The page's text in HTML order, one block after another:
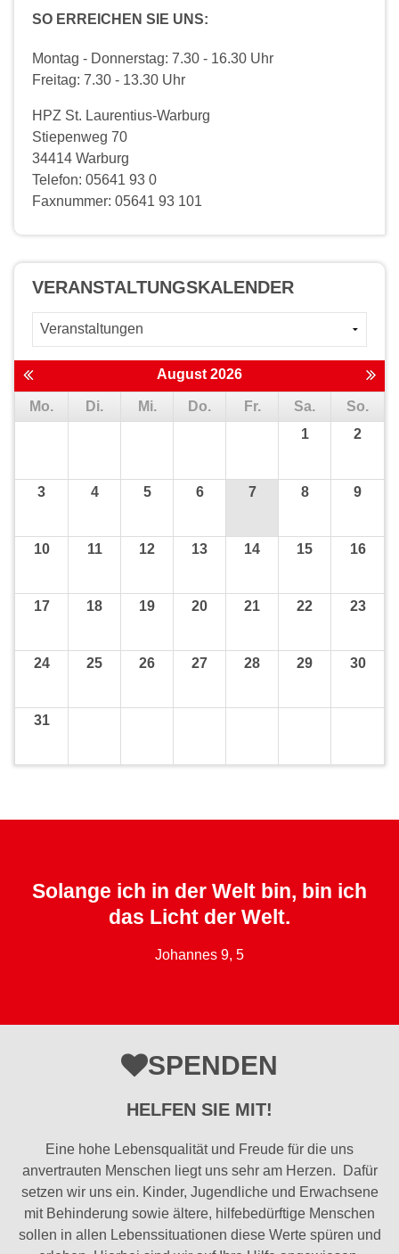
SO ERREICHEN SIE UNS:
Montag - Donnerstag: 7.30 - 16.30 Uhr
Freitag: 7.30 - 13.30 Uhr
HPZ St. Laurentius-Warburg
Stiepenweg 70
34414 Warburg
Telefon: 05641 93 0
Faxnummer: 05641 93 101
VERANSTALTUNGS­KALENDER
August 2026
Mo. Di. Mi. Do. Fr. Sa.
So.
1
2
3 4 5 6 7 8 9
10 11 12 13 14 15 16
17 18 19 20 21 22 23
24 25 26 27 28 29 30
31
Solange ich in der Welt bin, bin ich
das Licht der Welt.
Johannes 9, 5
SPENDEN
HELFEN SIE MIT!
Eine hohe Lebensqualität und Freude für die uns
anvertrauten Menschen liegt uns sehr am Herzen. Dafür
setzen wir uns ein. Kinder, Jugendliche und Erwachsene
mit Behinderung sowie ältere, hilfebedürftige Menschen
sollen in allen Lebenssituationen diese Werte spüren und